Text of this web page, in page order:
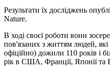
Результати їх досліджень
Nature.
В ході своєї роботи вони
пов'язаних з життям людей,
офіційно) дожили 110 років і
рік в США, Франції, Японії та